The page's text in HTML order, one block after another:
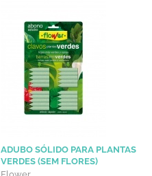
ADUBO SÓLIDO PARA PLANTAS
VERDES (SEM FLORES)